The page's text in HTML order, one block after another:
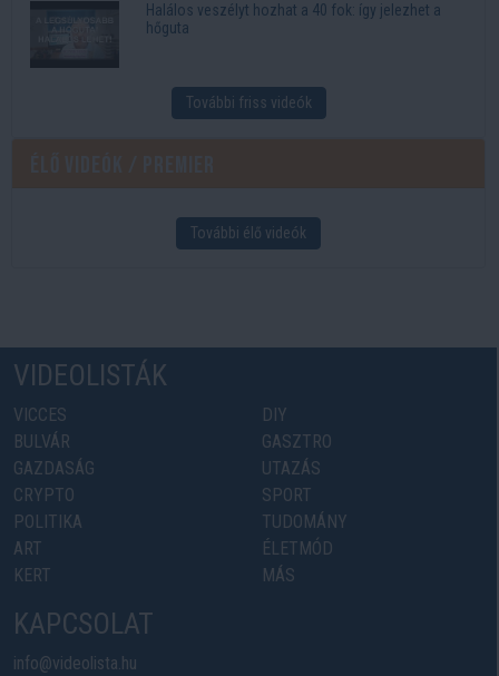
Halálos veszélyt hozhat a 40 fok: így jelezhet a
hőguta
További friss videók
További élő videók
VIDEOLISTÁK
VICCES
BULVÁR
GAZDASÁG
CRYPTO
POLITIKA
ART
KERT
DIY
GASZTRO
UTAZÁS
SPORT
TUDOMÁNY
ÉLETMÓD
MÁS
KAPCSOLAT
info@videolista.hu